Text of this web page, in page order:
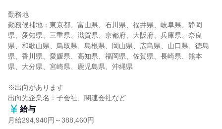
勤務地
勤務候補地：東京都、富山県、石川県、福井県、岐阜県、静岡
県、愛知県、三重県、滋賀県、京都府、大阪府、兵庫県、奈良
県、和歌山県、鳥取県、島根県、岡山県、広島県、山口県、徳島
県、香川県、愛媛県、高知県、福岡県、佐賀県、長崎県、熊本
県、大分県、宮崎県、鹿児島県、沖縄県
※出向があります
出向先企業名：子会社、関連会社など
給与
月給294,940円～388,460円